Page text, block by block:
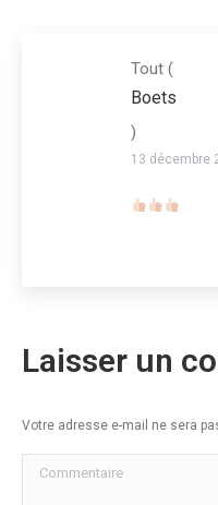
Tout (
Boets
)
13 décembre
Laisser un
Votre adresse e-mail ne sera
Commentaire